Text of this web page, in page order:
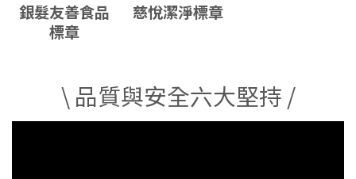
銀髮友善食品
標章
慈悅潔淨標章
\ 品質與安全六大堅持 /